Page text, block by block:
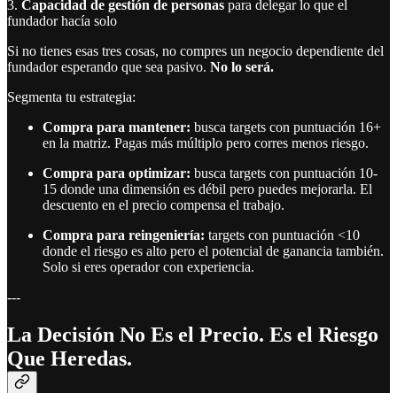
3. Capacidad de gestión de personas para delegar lo que el
fundador hacía solo
Si no tienes esas tres cosas, no compres un negocio dependiente del
fundador esperando que sea pasivo. No lo será.
Segmenta tu estrategia:
Compra para mantener: busca targets con puntuación 16+
en la matriz. Pagas más múltiplo pero corres menos riesgo.
Compra para optimizar: busca targets con puntuación 10-
15 donde una dimensión es débil pero puedes mejorarla. El
descuento en el precio compensa el trabajo.
Compra para reingeniería: targets con puntuación <10
donde el riesgo es alto pero el potencial de ganancia también.
Solo si eres operador con experiencia.
---
La Decisión No Es el Precio. Es el Riesgo
Que Heredas.